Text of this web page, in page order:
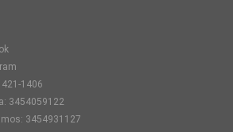
1406
3454059122
3454931127